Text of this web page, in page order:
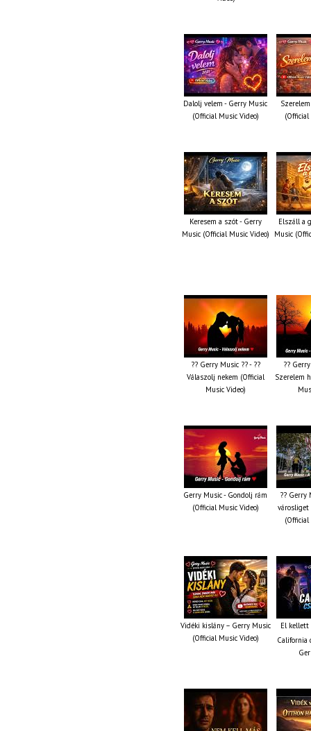
Dalolj velem - Gerry Music
(Official Music Video)
(Official
Keresem a szót - Gerry
Music (Official Music Video)
Elszáll a
Music
?? Gerry Music ?? - ??
Válaszolj nekem (Official
Music Video)
??
Szerelem
Gerry Music - Gondolj rám
(Official Music Video)
?? Gerry
városliget
(Official
Vidéki kislány – Gerry Music
(Official Music Video)
El
California